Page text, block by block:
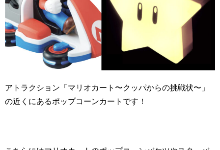
アトラクション「マリオカート〜クッパからの挑戦状〜」
の近くにあるポップコーンカートです！